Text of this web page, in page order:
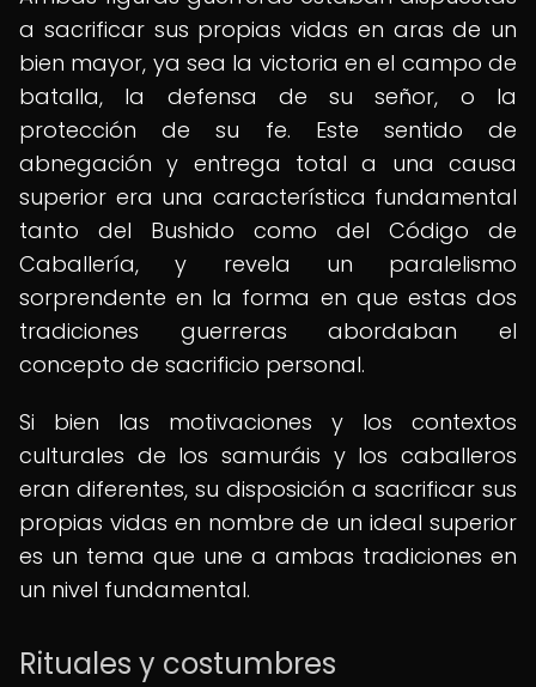
a sacrificar sus propias vidas en aras de un
bien mayor, ya sea la victoria en el campo de
batalla, la defensa de su señor, o la
protección de su fe. Este sentido de
abnegación y entrega total a una causa
superior era una característica fundamental
tanto del Bushido como del Código de
Caballería, y revela un paralelismo
sorprendente en la forma en que estas dos
tradiciones guerreras abordaban el
concepto de sacrificio personal.
Si bien las motivaciones y los contextos
culturales de los samuráis y los caballeros
eran diferentes, su disposición a sacrificar sus
propias vidas en nombre de un ideal superior
es un tema que une a ambas tradiciones en
un nivel fundamental.
Rituales y costumbres